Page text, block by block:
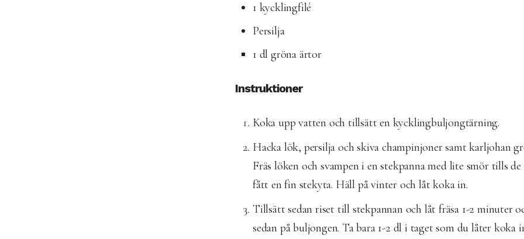
1 kycklingfilé
Persilja
1 dl gröna ärtor
Instruktioner
Koka upp vatten och tillsätt en kycklingbuljongtärning.
Hacka lök, persilja och skiva champinjoner samt karljohan
Fräs löken och svampen i en stekpanna med lite smör tills de
fått en fin stekyta. Häll på vinter och låt koka in.
Tillsätt sedan riset till stekpannan och låt fräsa 1-2 minuter
sedan på buljongen. Ta bara 1-2 dl i taget som du låter koka